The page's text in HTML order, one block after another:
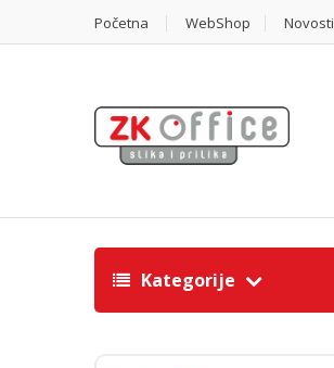
Početna WebShop Novosti
Kategorije